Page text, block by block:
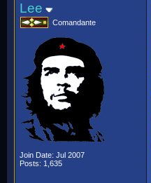
Lee
Comandante
Join Date: Jul 2007
Posts: 1,635